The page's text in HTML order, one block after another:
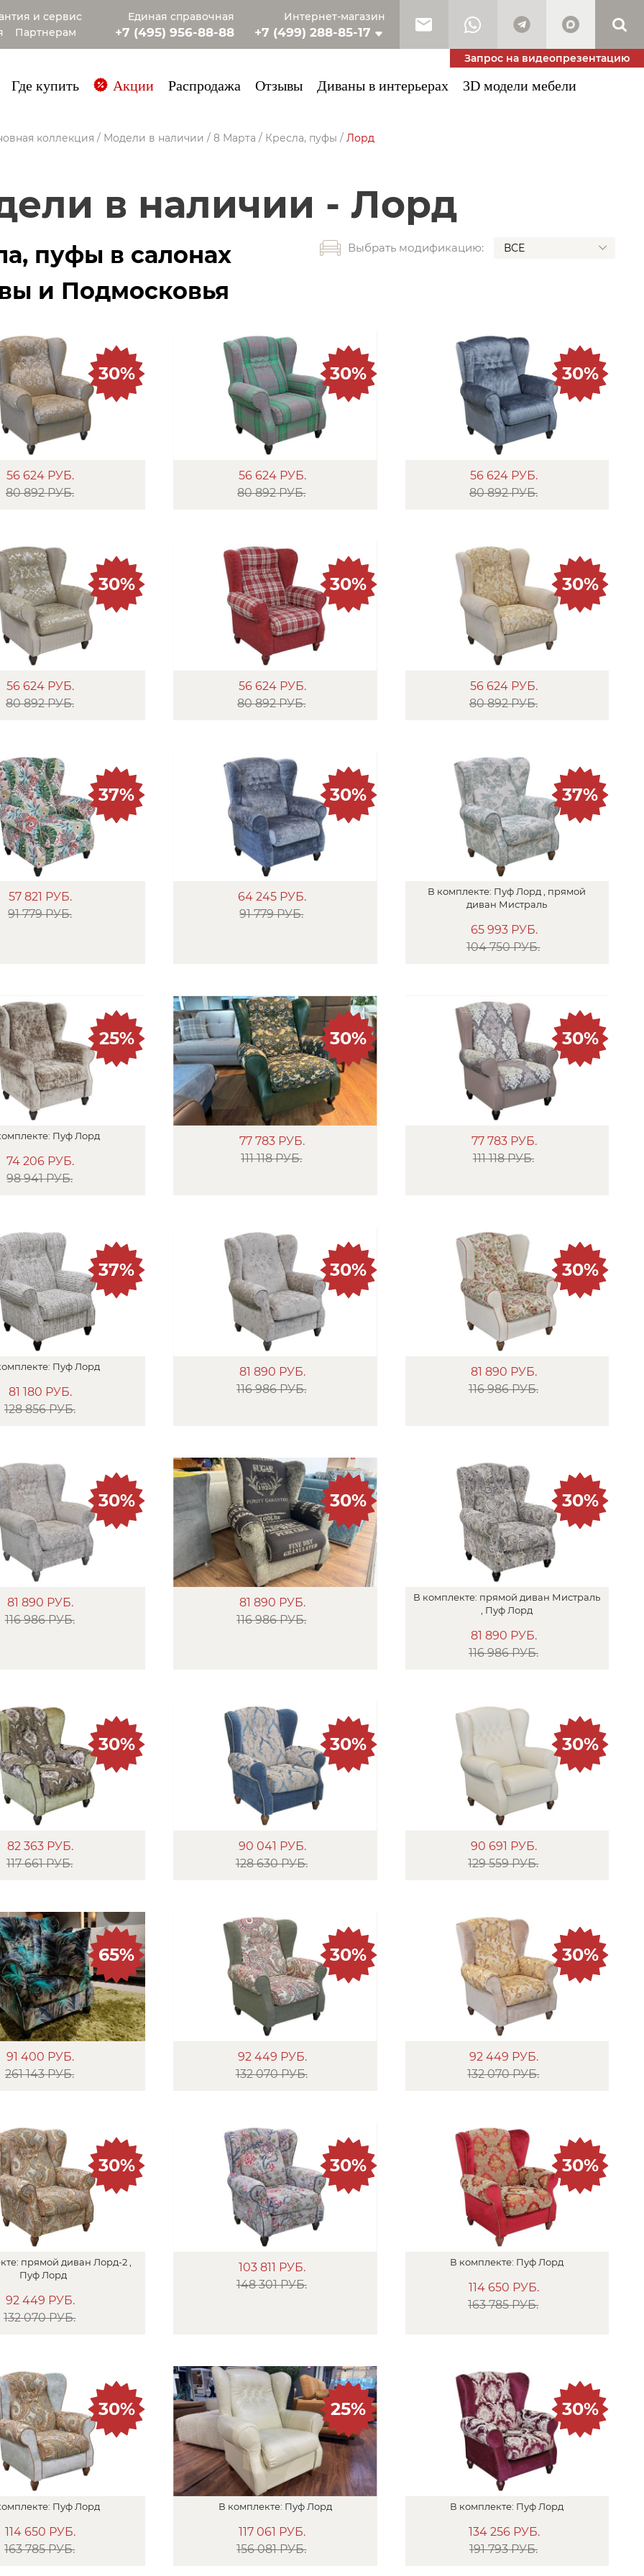
и сервис
Партнерам
Единая справочная
+7 (495) 956-88-88
Интернет-магазин
+7 (499) 288-85-17
+7 (985) 410-53-34
Запрос на видеопрезентацию
Где купить Акции Распродажа Отзывы Диваны в интерьерах 3D модели мебели
коллекция / Модели в наличии / 8 Марта / Кресла, пуфы / Лорд
в наличии - Лорд
Выбрать модификацию: ВСЕ
пуфы в салонах
и Подмосковья
56 624 РУБ.
80 892 РУБ.
30%
56 624 РУБ.
80 892 РУБ.
30%
56 624 РУБ.
80 892 РУБ.
30%
56 624 РУБ.
80 892 РУБ.
30%
56 624 РУБ.
80 892 РУБ.
30%
56 624 РУБ.
80 892 РУБ.
30%
57 821 РУБ.
91 779 РУБ.
37%
64 245 РУБ.
91 779 РУБ.
30%
В комплекте: ПуфЛорд , прямой
диван Мистраль
65 993 РУБ.
104 750 РУБ.
37%
Пуф Лорд
74 206 РУБ.
98 941 РУБ.
25%
77 783 РУБ.
111 118 РУБ.
30%
77 783 РУБ.
111 118 РУБ.
30%
Пуф Лорд
81 180 РУБ.
128 856 РУБ.
37%
81 890 РУБ.
116 986 РУБ.
30%
81 890 РУБ.
116 986 РУБ.
30%
81 890 РУБ.
116 986 РУБ.
30%
81 890 РУБ.
116 986 РУБ.
30%
В комплекте: прямой диван Мистраль
Пуф Лорд
81 890 РУБ.
116 986 РУБ.
30%
82 363 РУБ.
117 661 РУБ.
30%
90 041 РУБ.
128 630 РУБ.
30%
90 691 РУБ.
129 559 РУБ.
30%
91 400 РУБ.
261 143 РУБ.
65%
92 449 РУБ.
132 070 РУБ.
30%
92 449 РУБ.
132 070 РУБ.
30%
прямой диван Лорд-2 ,
ПуфЛорд
92 449 РУБ.
132 070 РУБ.
30%
103 811 РУБ.
148 301 РУБ.
30%
В комплекте: ПуфЛорд
114 650 РУБ.
163 785 РУБ.
30%
Пуф Лорд
114 650 РУБ.
163 785 РУБ.
30%
В комплекте: ПуфЛорд
117 061 РУБ.
156 081 РУБ.
25%
В комплекте: Пуф Лорд
134 256 РУБ.
191 793 РУБ.
30%